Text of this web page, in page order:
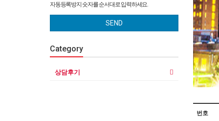
번호
자동등록방지 숫자를 순서대로 입력하세요.
SEND
Category
상담후기